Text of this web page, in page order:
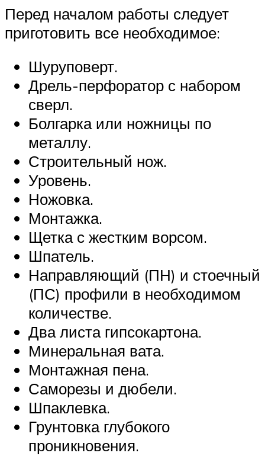
Перед началом работы следует
приготовить все необходимое:
Шуруповерт.
Дрель-перфоратор с набором
сверл.
Болгарка или ножницы по
металлу.
Строительный нож.
Уровень.
Ножовка.
Монтажка.
Щетка с жестким ворсом.
Шпатель.
Направляющий (ПН) и стоечный
(ПС) профили в необходимом
количестве.
Два листа гипсокартона.
Минеральная вата.
Монтажная пена.
Саморезы и дюбели.
Шпаклевка.
Грунтовка глубокого
проникновения.